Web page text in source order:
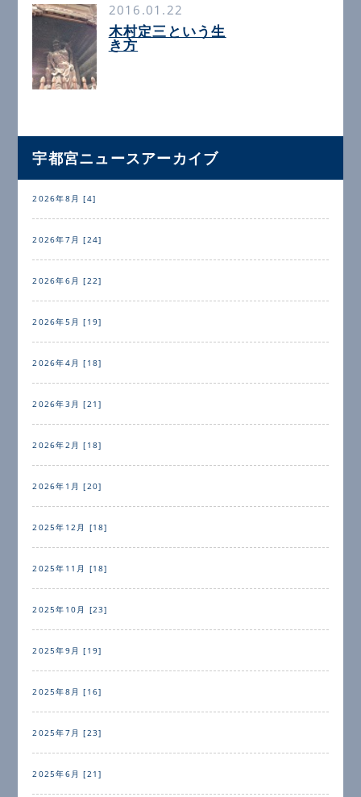
2016.01.22
木村定三という生
き方
宇都宮ニュースアーカイブ
2026年8月 [4]
2026年7月 [24]
2026年6月 [22]
2026年5月 [19]
2026年4月 [18]
2026年3月 [21]
2026年2月 [18]
2026年1月 [20]
2025年12月 [18]
2025年11月 [18]
2025年10月 [23]
2025年9月 [19]
2025年8月 [16]
2025年7月 [23]
2025年6月 [21]